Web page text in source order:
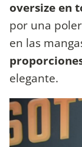
oversize en
por una
en las
elegante.